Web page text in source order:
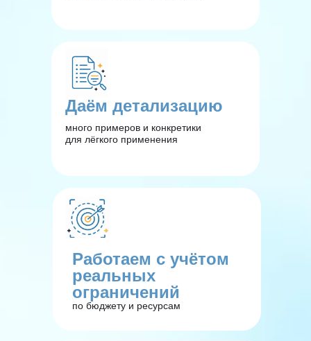
Работаем с учётом
реальных
ограничений
по бюджету и ресурсам
Даём детализацию
много примеров и конкретики
для лёгкого применения